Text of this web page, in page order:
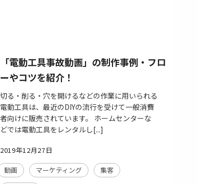
「電動工具事故動画」の制作事例・フロ
ーやコツを紹介！
切る・削る・穴を開けるなどの作業に用いられる
電動工具は、最近のDIYの流行を受けて一般消費
者向けに販売されています。 ホームセンターな
どでは電動工具をレンタルし[...]
2019年12月27日
動画 マーケティング
集客